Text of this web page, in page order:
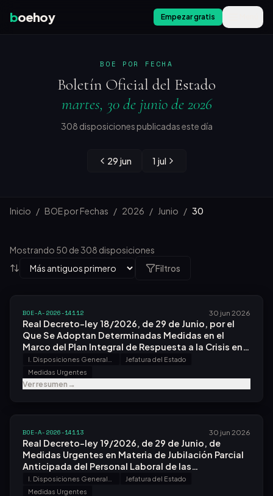
boehoy Empezar gratis
BOE POR FECHA
Boletín Oficial del Estado
martes, 30 de junio de 2026
308 disposiciones publicadas este día
29 jun 1 jul
Inicio / BOE por Fechas / 2026 / Junio / 30
Mostrando 50 de 308 disposiciones
Filtros
BOE-A-2026-14112 30 jun 2026
Real Decreto-ley 18/2026, de 29 de Junio, por el
Que Se Adoptan Determinadas Medidas en el
Marco del Plan Integral de Respuesta a la Crisis en
Oriente Medio.
Jefatura del Estado
Medidas Urgentes
Ver resumen→
BOE-A-2026-14113 30 jun 2026
Real Decreto-ley 19/2026, de 29 de Junio, de
Medidas Urgentes en Materia de Jubilación Parcial
Anticipada del Personal Laboral de las
Administraciones Públicas y de Complemento de
Insularidad en Illes Balears.
Jefatura del Estado
Medidas Urgentes